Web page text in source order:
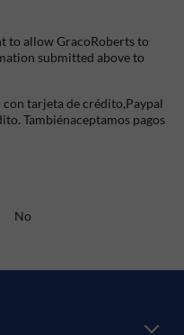
to allow GracoRoberts to
submitted above to
con tarjeta de crédito,Paypal
Tambiénaceptamos pagos
No